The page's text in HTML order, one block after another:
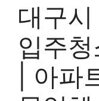
대구
입주
| 아